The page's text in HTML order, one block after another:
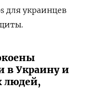
для украинцев
в Украину и
людей,